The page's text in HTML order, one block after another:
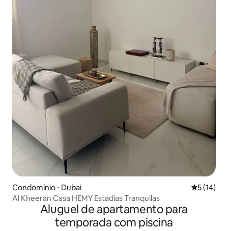
Condomínio ⋅ Dubai 5 de uma
5 (14)
Al Kheeran Casa HEMY Estadias Tranquilas
Aluguel de apartamento para
temporada com piscina